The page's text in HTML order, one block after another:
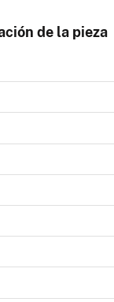
de la pieza